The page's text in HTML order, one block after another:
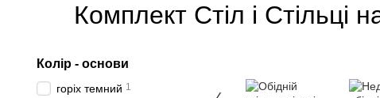
Комплект Стіл і
Колір - основи
горіх темний 1